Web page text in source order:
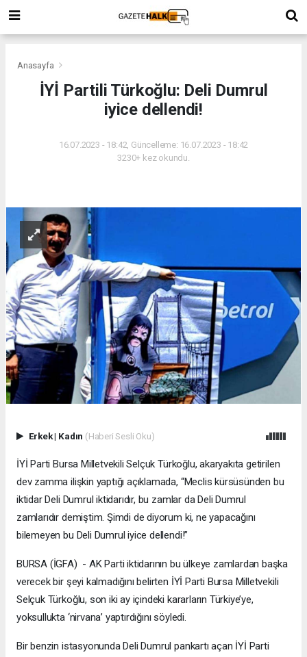
Anasayfa
İYİ Partili Türkoğlu: Deli Dumrul
iyice dellendi!
16.07.2023 - 18:42, Güncelleme: 16.07.2023 - 18:42
3230+ kez okundu.
Erkek| Kadın (Haberi Sesli Oku)
İYİ Parti Bursa Milletvekili Selçuk Türkoğlu, akaryakıta getirilen
dev zamma ilişkin yaptığı açıklamada, “Meclis kürsüsünden bu
iktidar Deli Dumrul iktidarıdır, bu zamlar da Deli Dumrul
zamlarıdır demiştim. Şimdi de diyorum ki, ne yapacağını
bilemeyen bu Deli Dumrul iyice dellendi!”
BURSA (İGFA) - AK Parti iktidarının bu ülkeye zamlardan başka
verecek bir şeyi kalmadığını belirten İYİ Parti Bursa Milletvekili
Selçuk Türkoğlu, son iki ay içindeki kararların Türkiye’ye,
yoksullukta ‘nirvana’ yaptırdığını söyledi.
Bir benzin istasyonunda Deli Dumrul pankartı açan İYİ Parti